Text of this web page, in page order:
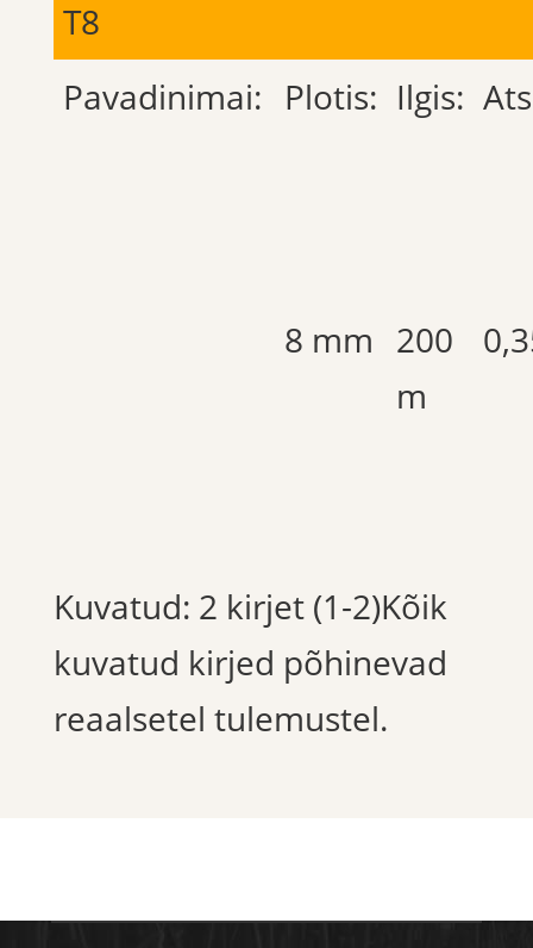
T8
Pavadinimai: Plotis: Ilgis:
8 mm 200
m
Kuvatud: 2 kirjet (1-2)Kõik
kuvatud kirjed põhinevad
reaalsetel tulemustel.